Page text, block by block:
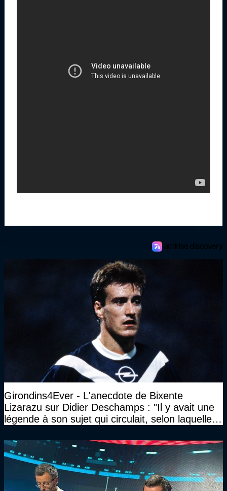
Girondins4Ever - L'anecdote de Bixente
Lizarazu sur Didier Deschamps : "Il y avait une
légende à son sujet qui circulait, selon laquelle il